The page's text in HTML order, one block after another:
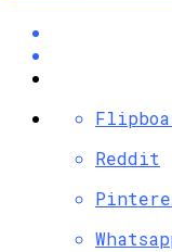
Reddit